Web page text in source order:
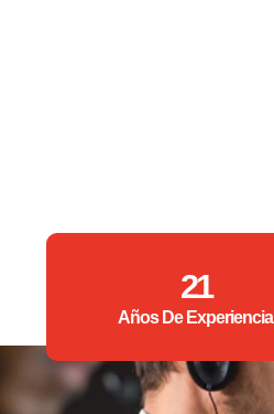
21
Años De Experiencia